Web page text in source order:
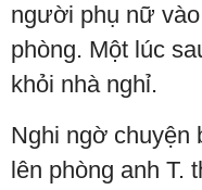
người phụ nữ
phòng. Một lúc
khỏi nhà nghỉ.
Nghi ngờ chuyện
lên phòng anh T.